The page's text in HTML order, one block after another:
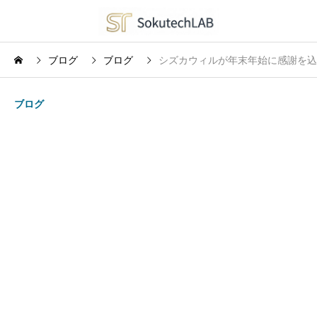
ブログ ブログ シズカウィルが年末年始に感謝を
ブログ